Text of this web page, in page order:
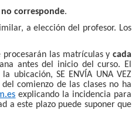
corresponde.
a elección del profesor. Los
las matrículas y cada
antes del inicio del curso. El
ubicación, SE ENVÍA UNA VEZ
del comienzo de las clases no ha
explicando la incidencia para
a este plazo puede suponer que